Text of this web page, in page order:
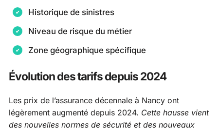
Historique de sinistres
Niveau de risque du métier
Zone géographique spécifique
Évolution des tarifs depuis 2024
Les prix de l’assurance décennale à Nancy ont
légèrement augmenté depuis 2024. Cette hausse vient
des nouvelles normes de sécurité et des nouveaux